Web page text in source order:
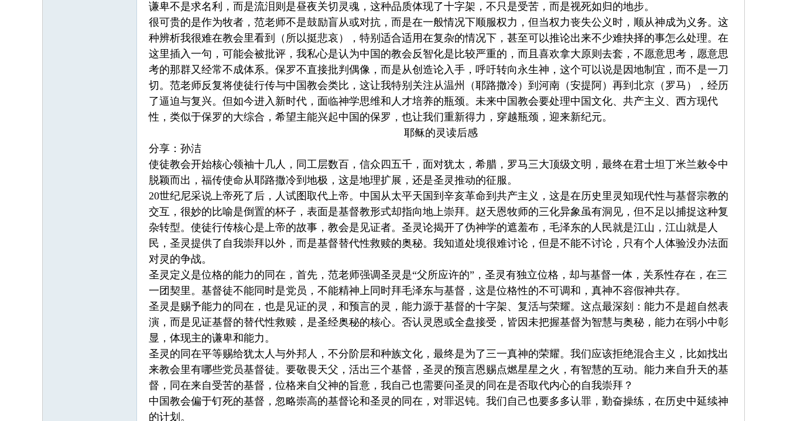
谦卑不是求名利，而是流泪则是昼夜关切灵魂，这种品质体现了十字架，不只是受苦，而是视死如归的地步。
很可贵的是作为牧者，范老师不是鼓励盲从或对抗，而是在一般情况下顺服权力，但当权力丧失公义时，顺从神成为义务。这
种辨析我很难在教会里看到（所以挺悲哀），特别适合适用在复杂的情况下，甚至可以推论出来不少难抉择的事怎么处理。在
这里插入一句，可能会被批评，我私心是认为中国的教会反智化是比较严重的，而且喜欢拿大原则去套，不愿意思考，愿意思
考的那群又经常不成体系。保罗不直接批判偶像，而是从创造论入手，呼吁转向永生神，这个可以说是因地制宜，而不是一刀
切。范老师反复将使徒行传与中国教会类比，这让我特别关注从温州（耶路撒冷）到河南（安提阿）再到北京（罗马），经历
了逼迫与复兴。但如今进入新时代，面临神学思维和人才培养的瓶颈。未来中国教会要处理中国文化、共产主义、西方现代
性，类似于保罗的大综合，希望主能兴起中国的保罗，也让我们重新得力，穿越瓶颈，迎来新纪元。
耶稣的灵读后感
分享：孙洁
使徒教会开始核心领袖十几人，同工层数百，信众四五千，面对犹太，希腊，罗马三大顶级文明，最终在君士坦丁米兰敕令中
脱颖而出，福传使命从耶路撒冷到地极，这是地理扩展，还是圣灵推动的征服。
20世纪尼采说上帝死了后，人试图取代上帝。中国从太平天国到辛亥革命到共产主义，这是在历史里灵知现代性与基督宗教的
交互，很妙的比喻是倒置的杯子，表面是基督教形式却指向地上崇拜。赵天恩牧师的三化异象虽有洞见，但不足以捕捉这种复
杂转型。使徒行传核心是上帝的故事，教会是见证者。圣灵论揭开了伪神学的遮羞布，毛泽东的人民就是江山，江山就是人
民，圣灵提供了自我崇拜以外，而是基督替代性救赎的奥秘。我知道处境很难讨论，但是不能不讨论，只有个人体验没办法面
对灵的争战。
圣灵定义是位格的能力的同在，首先，范老师强调圣灵是“父所应许的”，圣灵有独立位格，却与基督一体，关系性存在，在三
一团契里。基督徒不能同时是党员，不能精神上同时拜毛泽东与基督，这是位格性的不可调和，真神不容假神共存。
圣灵是赐予能力的同在，也是见证的灵，和预言的灵，能力源于基督的十字架、复活与荣耀。这点最深刻：能力不是超自然表
演，而是见证基督的替代性救赎，是圣经奥秘的核心。否认灵恩或全盘接受，皆因未把握基督为智慧与奥秘，能力在弱小中彰
显，体现主的谦卑和能力。
圣灵的同在平等赐给犹太人与外邦人，不分阶层和种族文化，最终是为了三一真神的荣耀。我们应该拒绝混合主义，比如找出
来教会里有哪些党员基督徒。要敬畏天父，活出三个基督，圣灵的预言恩赐点燃星星之火，有智慧的互动。能力来自升天的基
督，同在来自受苦的基督，位格来自父神的旨意，我自己也需要问圣灵的同在是否取代内心的自我崇拜？
中国教会偏于钉死的基督，忽略崇高的基督论和圣灵的同在，对罪迟钝。我们自己也要多多认罪，勤奋操练，在历史中延续神
的计划。